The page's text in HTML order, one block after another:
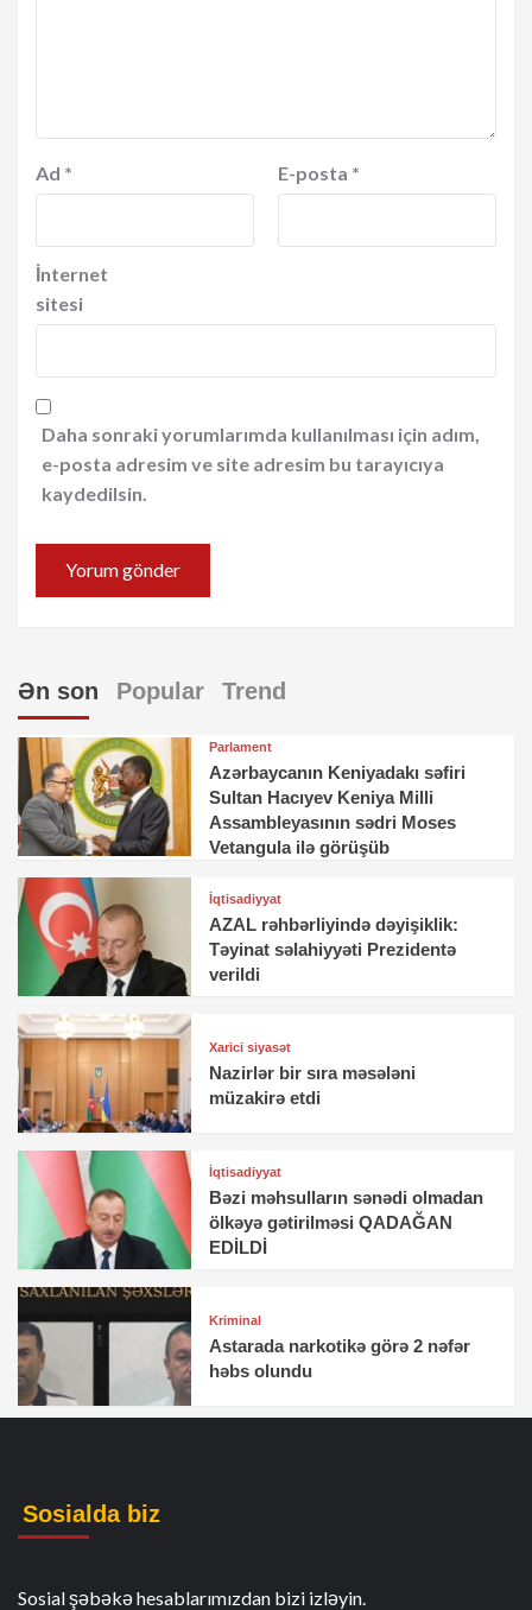
Ad * E-posta *
İnternet
sitesi
Daha sonraki yorumlarımda kullanılması için adım,
e-posta adresim ve site adresim bu tarayıcıya
kaydedilsin.
Ən son Popular Trend
Parlament
Azərbaycanın Keniyadakı səfiri
Sultan Hacıyev Keniya Milli
Assambleyasının sədri Moses
Vetangula ilə görüşüb
İqtisadiyyat
AZAL rəhbərliyində dəyişiklik:
Təyinat səlahiyyəti Prezidentə
verildi
Xarici siyasət
Nazirlər bir sıra məsələni
müzakirə etdi
İqtisadiyyat
Bəzi məhsulların sənədi olmadan
ölkəyə gətirilməsi QADAĞAN
EDİLDİ
Kriminal
Astarada narkotikə görə 2 nəfər
həbs olundu
Sosialda biz
Sosial şəbəkə hesablarımızdan bizi izləyin.